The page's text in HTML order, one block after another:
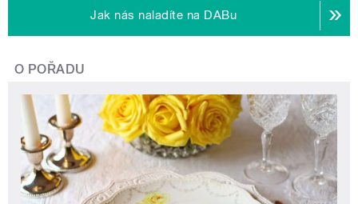
Jak nás naladíte na DABu
O POŘADU